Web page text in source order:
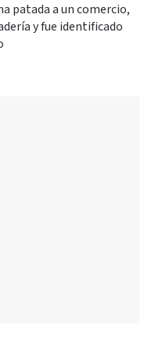
patada a un comercio,
y fue identificado